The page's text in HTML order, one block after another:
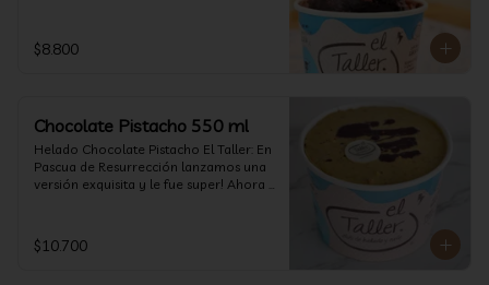
$8.800
Chocolate Pistacho 550 ml
Helado Chocolate Pistacho El Taller: En
Pascua de Resurrección lanzamos una
versión exquisita y le fue super! Ahora
calidad, al centro una bomba de
chocolate blanco relleno de crema de
$10.700